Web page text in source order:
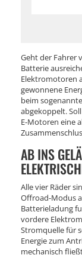
Geht der Fahrer
Batterie
Elektromotoren
gewonnene
beim
abgekoppelt.
E-Motoren eine
AB INS
Alle vier Räder
Offroad-Modus
Batterieladung
vordere
Stromquelle für
Energie zum
mechanisch